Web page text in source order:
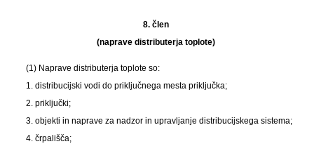
8. člen
(naprave distributerja toplote)
(1) Naprave distributerja toplote so:
1. distribucijski vodi do priključnega mesta priključka;
2. priključki;
3. objekti in naprave za nadzor in upravljanje distribucijskega sistema;
4. črpališča;